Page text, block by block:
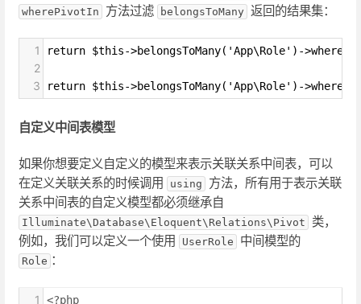
wherePivotIn 方法过滤 belongsToMany 返回的结果集：
1 return $this->belongsToMany('App\Role')-
2
3
return $this->belongsToMany('App\Role')-
自定义中间表模型
如果你想要定义自定义的模型来表示关联关系中间表，可以
在定义关联关系的时候调用
using
方法，所有用于表示关联
关系中间表的自定义模型都必须继承自
Illuminate\Database\Eloquent\Relations\Pivot
类，
例如，我们可以定义一个使用
UserRole 中间模型的
Role ：
1 <?php